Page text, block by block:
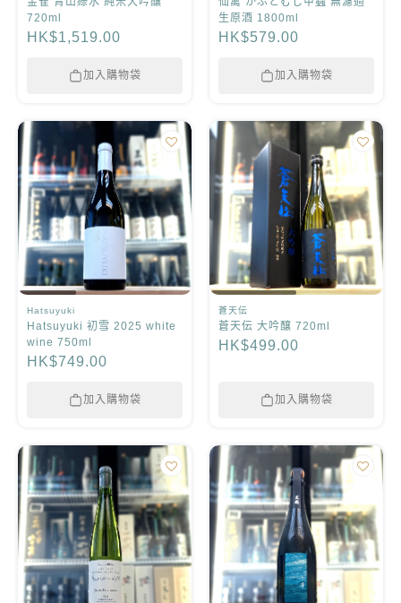
720ml
HK$1,519.00
加入購物袋
生原酒 1800ml
HK$579.00
加入購物袋
Hatsuyuki
Hatsuyuki 初雪 2025 white
wine 750ml
HK$749.00
加入購物袋
蒼天伝
蒼天伝 大吟釀 720ml
HK$499.00
加入購物袋